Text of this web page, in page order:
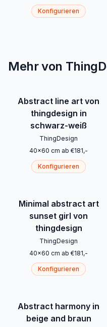
Konfigurieren
Mehr von
Abstract line art von
thingdesign in
schwarz-weiß
ThingDesign
40x60 cm ab €181,-
Konfigurieren
Minimal abstract art
sunset girl von
thingdesign
ThingDesign
40x60 cm ab €181,-
Konfigurieren
Abstract harmony in
beige and braun